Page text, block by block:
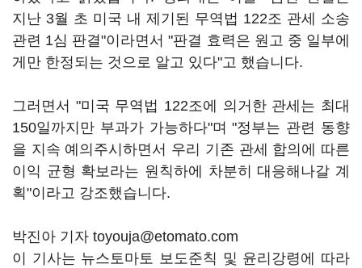
지난 3월 초 미국 내 제기된 무역법 122조 관세 소송
관련 1심 판결"이라면서 "판결 효력은 원고 중 일부에
게만 한정되는 것으로 알고 있다"고 했습니다.
그러면서 "미국 무역법 122조에 의거한 관세는 최대
150일까지만 부과가 가능하다"며 "정부는 관련 동향
을 지속 예의주시하면서 우리 기존 관세 합의에 따른
이익 균형 확보라는 원칙하에 차분히 대응해나갈 계
획"이라고 강조했습니다.
박진아 기자 toyouja@etomato.com
이 기사는 뉴스토마토 보도준칙 및 윤리강령에 따라